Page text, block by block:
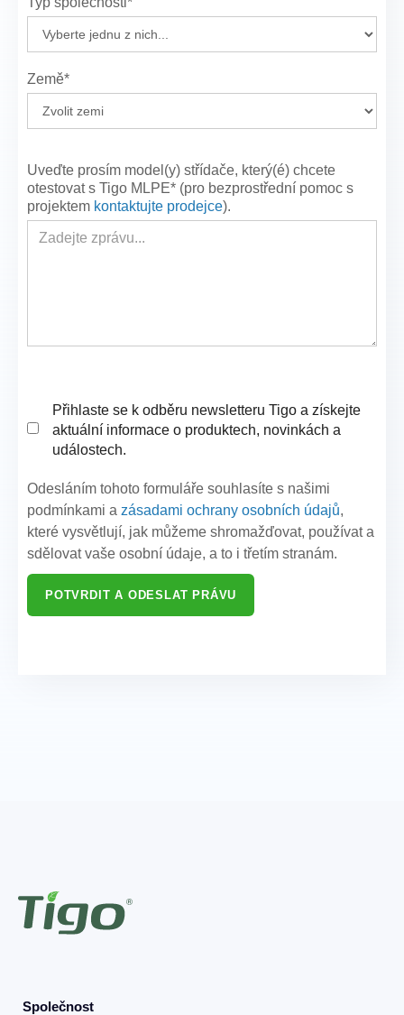
Země*
Uveďte prosím model(y) střídače, který(é) chcete
otestovat s Tigo MLPE* (pro bezprostřední pomoc s
projektem kontaktujte prodejce).
Přihlaste se k odběru newsletteru Tigo a získejte
aktuální informace o produktech, novinkách a
událostech.
Odesláním tohoto formuláře souhlasíte s našimi
podmínkami a zásadami ochrany osobních údajů,
které vysvětlují, jak můžeme shromažďovat, používat a
sdělovat vaše osobní údaje, a to i třetím stranám.
Společnost